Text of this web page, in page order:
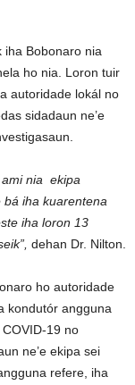
iha Bobonaro nia
ho nia. Loron tuir
autoridade lokál no
sidadaun ne’e
ami nia ekipa
iha kuarentena
iha loron 13
dehan Dr. Nilton.
ho autoridade
kondutór angguna
19 no
ne’e ekipa sei
refere, iha